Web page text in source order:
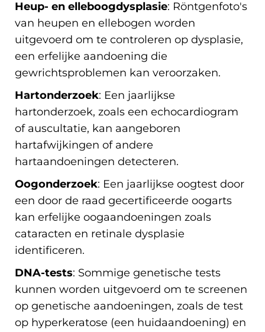
Heup- en elleboogdysplasie: Röntgenfoto's
van heupen en ellebogen worden
uitgevoerd om te controleren op dysplasie,
een erfelijke aandoening die
gewrichtsproblemen kan veroorzaken.
Hartonderzoek: Een jaarlijkse
hartonderzoek, zoals een echocardiogram
of auscultatie, kan aangeboren
hartafwijkingen of andere
hartaandoeningen detecteren.
Oogonderzoek: Een jaarlijkse oogtest door
een door de raad gecertificeerde oogarts
kan erfelijke oogaandoeningen zoals
cataracten en retinale dysplasie
identificeren.
DNA-tests: Sommige genetische tests
kunnen worden uitgevoerd om te screenen
op genetische aandoeningen, zoals de test
op hyperkeratose (een huidaandoening) en